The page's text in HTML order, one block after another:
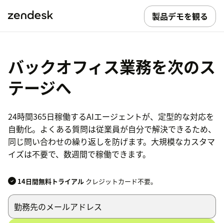
製品デモを観る
バックオフィス業務を次のス
テージへ
24時間365日稼働するAIエージェントが、定型的な対応を
自動化。よくある質問は従業員が自分で解決できるため、
同じ問い合わせの繰り返しを防げます。大規模なカスタマ
イズは不要で、数週間で稼働できます。
14日間無料トライアル クレジットカード不要。